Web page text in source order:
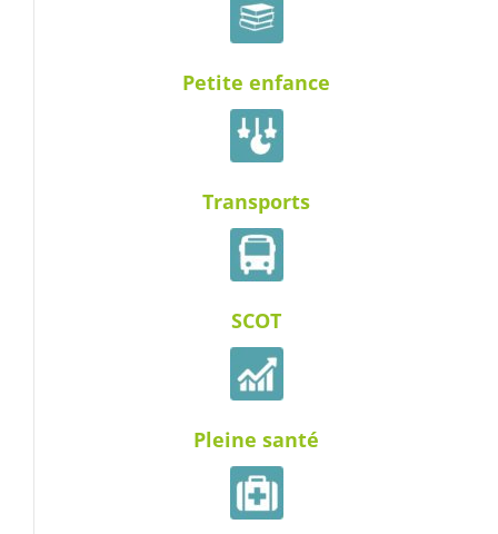
Petite enfance
Transports
SCOT
Pleine santé